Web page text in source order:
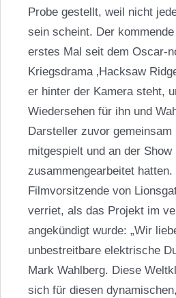
Probe gestellt, weil nicht
sein scheint. Der
erstes Mal seit dem Oscar-
Kriegsdrama ‚Hacksaw
er hinter der Kamera steht,
Wiedersehen für ihn und
Darsteller zuvor gemeinsam
mitgespielt und an der Show
zusammengearbeitet hatten.
Filmvorsitzende von
verriet, als das Projekt im
angekündigt wurde: „Wir
unbestreitbare elektrische
Mark Wahlberg. Diese
sich für diesen